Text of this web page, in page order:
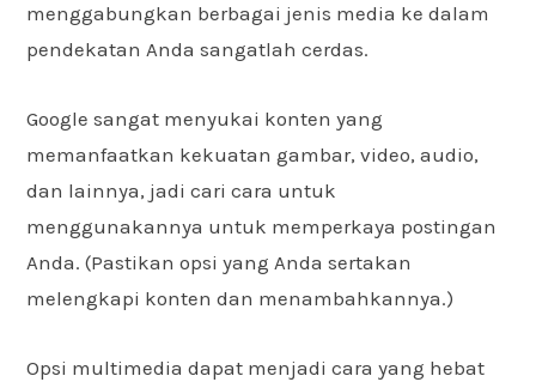
menggabungkan berbagai jenis media ke dalam
pendekatan Anda sangatlah cerdas.
Google sangat menyukai konten yang
memanfaatkan kekuatan gambar, video, audio,
dan lainnya, jadi cari cara untuk
menggunakannya untuk memperkaya postingan
Anda. (Pastikan opsi yang Anda sertakan
melengkapi konten dan menambahkannya.)
Opsi multimedia dapat menjadi cara yang hebat